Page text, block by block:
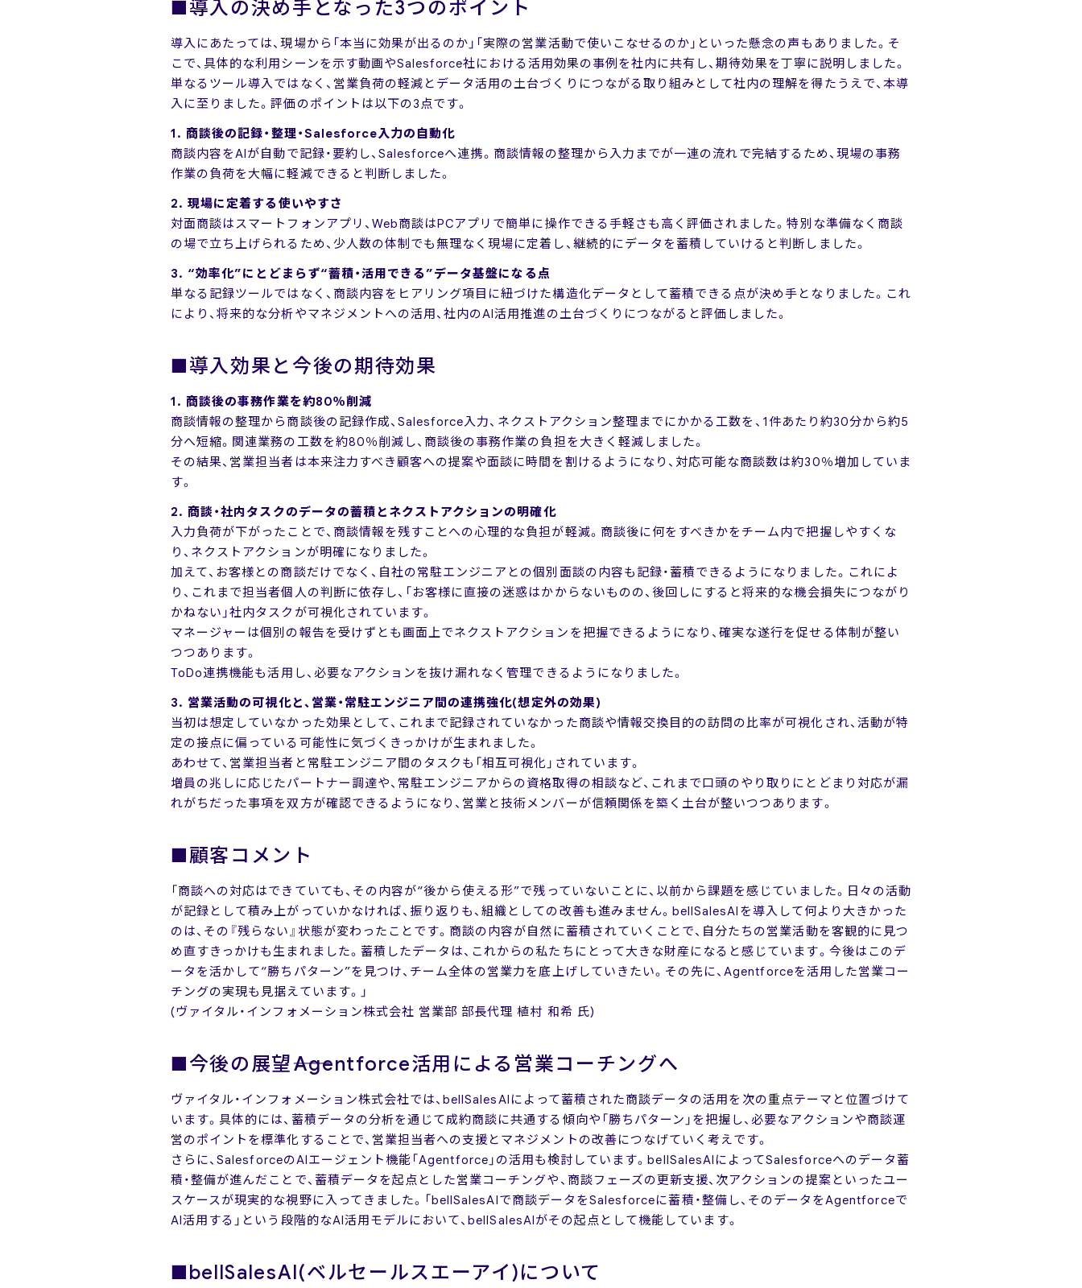
■導入の決め手となった3つのポイント
導入にあたっては、現場から「本当に効果が出るのか」「実際の営業活動で使いこなせるのか」といった懸念の声もありました。そ
こで、具体的な利用シーンを示す動画やSalesforce社における活用効果の事例を社内に共有し、期待効果を丁寧に説明しました。
単なるツール導入ではなく、営業負荷の軽減とデータ活用の土台づくりにつながる取り組みとして社内の理解を得たうえで、本導
入に至りました。評価のポイントは以下の3点です。
1. 商談後の記録・整理・Salesforce入力の自動化
商談内容をAIが自動で記録・要約し、Salesforceへ連携。商談情報の整理から入力までが一連の流れで完結するため、現場の事務
作業の負荷を大幅に軽減できると判断しました。
2. 現場に定着する使いやすさ
対面商談はスマートフォンアプリ、Web商談はPCアプリで簡単に操作できる手軽さも高く評価されました。特別な準備なく商談
の場で立ち上げられるため、少人数の体制でも無理なく現場に定着し、継続的にデータを蓄積していけると判断しました。
3. “効率化”にとどまらず“蓄積・活用できる”データ基盤になる点
単なる記録ツールではなく、商談内容をヒアリング項目に紐づけた構造化データとして蓄積できる点が決め手となりました。これ
により、将来的な分析やマネジメントへの活用、社内のAI活用推進の土台づくりにつながると評価しました。
■導入効果と今後の期待効果
1. 商談後の事務作業を約80％削減
商談情報の整理から商談後の記録作成、Salesforce入力、ネクストアクション整理までにかかる工数を、1件あたり約30分から約5
分へ短縮。関連業務の工数を約80％削減し、商談後の事務作業の負担を大きく軽減しました。
その結果、営業担当者は本来注力すべき顧客への提案や面談に時間を割けるようになり、対応可能な商談数は約30％増加していま
す。
2. 商談・社内タスクのデータの蓄積とネクストアクションの明確化
入力負荷が下がったことで、商談情報を残すことへの心理的な負担が軽減。商談後に何をすべきかをチーム内で把握しやすくな
り、ネクストアクションが明確になりました。
加えて、お客様との商談だけでなく、自社の常駐エンジニアとの個別面談の内容も記録・蓄積できるようになりました。これによ
り、これまで担当者個人の判断に依存し、「お客様に直接の迷惑はかからないものの、後回しにすると将来的な機会損失につながり
かねない」社内タスクが可視化されています。
マネージャーは個別の報告を受けずとも画面上でネクストアクションを把握できるようになり、確実な遂行を促せる体制が整い
つつあります。
ToDo連携機能も活用し、必要なアクションを抜け漏れなく管理できるようになりました。
3. 営業活動の可視化と、営業・常駐エンジニア間の連携強化(想定外の効果)
当初は想定していなかった効果として、これまで記録されていなかった商談や情報交換目的の訪問の比率が可視化され、活動が特
定の接点に偏っている可能性に気づくきっかけが生まれました。
あわせて、営業担当者と常駐エンジニア間のタスクも「相互可視化」されています。
増員の兆しに応じたパートナー調達や、常駐エンジニアからの資格取得の相談など、これまで口頭のやり取りにとどまり対応が漏
れがちだった事項を双方が確認できるようになり、営業と技術メンバーが信頼関係を築く土台が整いつつあります。
■顧客コメント
「商談への対応はできていても、その内容が“後から使える形”で残っていないことに、以前から課題を感じていました。日々の活動
が記録として積み上がっていかなければ、振り返りも、組織としての改善も進みません。bellSalesAIを導入して何より大きかった
のは、その『残らない』状態が変わったことです。商談の内容が自然に蓄積されていくことで、自分たちの営業活動を客観的に見つ
め直すきっかけも生まれました。蓄積したデータは、これからの私たちにとって大きな財産になると感じています。今後はこのデ
ータを活かして“勝ちパターン”を見つけ、チーム全体の営業力を底上げしていきたい。その先に、Agentforceを活用した営業コー
チングの実現も見据えています。」
(ヴァイタル・インフォメーション株式会社 営業部 部長代理 植村 和希 氏)
■今後の展望――Agentforce活用による営業コーチングへ
ヴァイタル・インフォメーション株式会社では、bellSalesAIによって蓄積された商談データの活用を次の重点テーマと位置づけて
います。具体的には、蓄積データの分析を通じて成約商談に共通する傾向や「勝ちパターン」を把握し、必要なアクションや商談運
営のポイントを標準化することで、営業担当者への支援とマネジメントの改善につなげていく考えです。
さらに、SalesforceのAIエージェント機能「Agentforce」の活用も検討しています。bellSalesAIによってSalesforceへのデータ蓄
積・整備が進んだことで、蓄積データを起点とした営業コーチングや、商談フェーズの更新支援、次アクションの提案といったユー
スケースが現実的な視野に入ってきました。「bellSalesAIで商談データをSalesforceに蓄積・整備し、そのデータをAgentforceで
AI活用する」という段階的なAI活用モデルにおいて、bellSalesAIがその起点として機能しています。
■bellSalesAI(ベルセールスエーアイ)について